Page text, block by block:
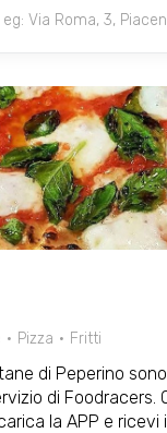
Pizza Fritti
di Peperino
di Foodracers.
la APP e ricevi